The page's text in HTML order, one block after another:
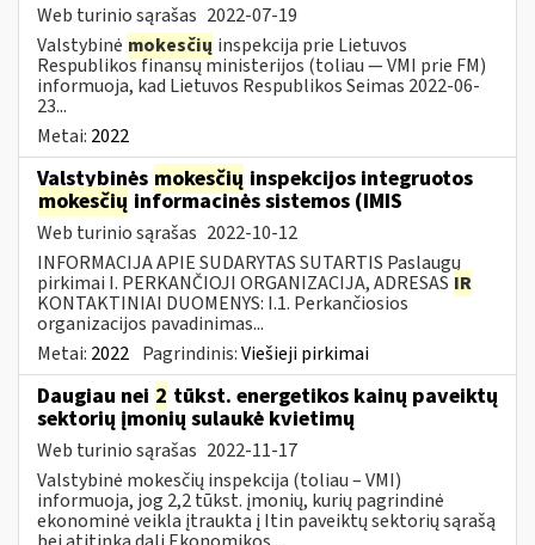
Web turinio sąrašas 2022-07-19
Valstybinė mokesčių inspekcija prie Lietuvos
Respublikos finansų ministerijos (toliau — VMI prie FM)
informuoja, kad Lietuvos Respublikos Seimas 2022-06-
23...
Metai: 2022
Valstybinės mokesčių inspekcijos integruotos
mokesčių informacinės sistemos (IMIS
Web turinio sąrašas 2022-10-12
INFORMACIJA APIE SUDARYTAS SUTARTIS Paslaugų
pirkimai I. PERKANČIOJI ORGANIZACIJA, ADRESAS IR
KONTAKTINIAI DUOMENYS: I.1. Perkančiosios
organizacijos pavadinimas...
Metai: 2022 Pagrindinis:Viešieji pirkimai
Daugiau nei 2 tūkst. energetikos kainų paveiktų
sektorių įmonių sulaukė kvietimų
Web turinio sąrašas 2022-11-17
Valstybinė mokesčių inspekcija (toliau – VMI)
informuoja, jog 2,2 tūkst. įmonių, kurių pagrindinė
ekonominė veikla įtraukta į Itin paveiktų sektorių sąrašą